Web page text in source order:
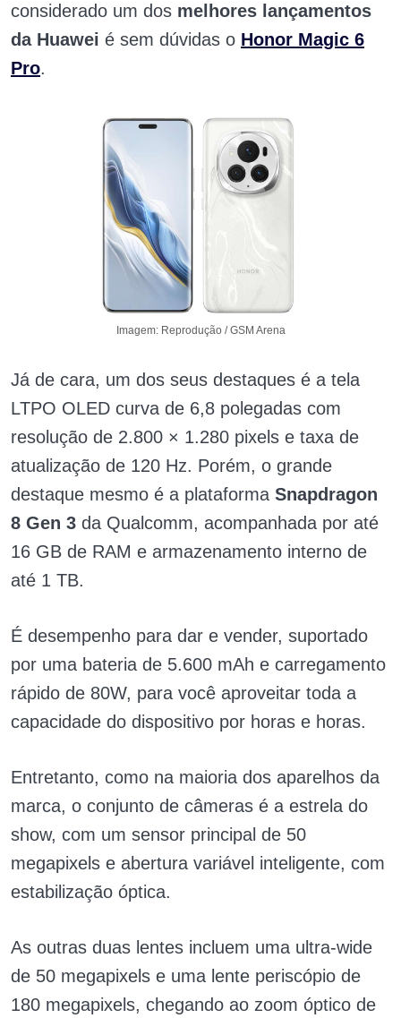
considerado um dos melhores lançamentos
da Huawei é sem dúvidas o Honor Magic 6
Pro.
Imagem: Reprodução / GSM Arena
Já de cara, um dos seus destaques é a tela
LTPO OLED curva de 6,8 polegadas com
resolução de 2.800 × 1.280 pixels e taxa de
atualização de 120 Hz. Porém, o grande
destaque mesmo é a plataforma Snapdragon
8 Gen 3 da Qualcomm, acompanhada por até
16 GB de RAM e armazenamento interno de
até 1 TB.
É desempenho para dar e vender, suportado
por uma bateria de 5.600 mAh e carregamento
rápido de 80W, para você aproveitar toda a
capacidade do dispositivo por horas e horas.
Entretanto, como na maioria dos aparelhos da
marca, o conjunto de câmeras é a estrela do
show, com um sensor principal de 50
megapixels e abertura variável inteligente, com
estabilização óptica.
As outras duas lentes incluem uma ultra-wide
de 50 megapixels e uma lente periscópio de
180 megapixels, chegando ao zoom óptico de